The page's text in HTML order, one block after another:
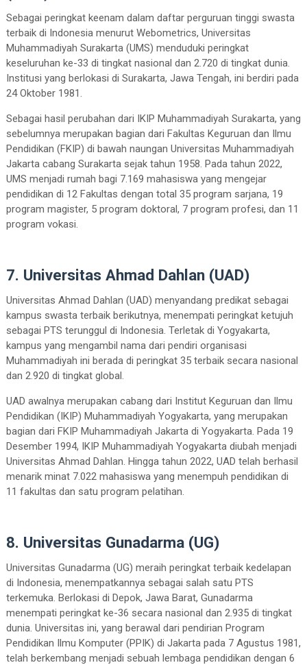
Sebagai peringkat keenam dalam daftar perguruan tinggi swasta
terbaik di Indonesia menurut Webometrics, Universitas
Muhammadiyah Surakarta (UMS) menduduki peringkat
keseluruhan ke-33 di tingkat nasional dan 2.720 di tingkat dunia.
Institusi yang berlokasi di Surakarta, Jawa Tengah, ini berdiri pada
24 Oktober 1981.
Sebagai hasil perubahan dari IKIP Muhammadiyah Surakarta, yang
sebelumnya merupakan bagian dari Fakultas Keguruan dan Ilmu
Pendidikan (FKIP) di bawah naungan Universitas Muhammadiyah
Jakarta cabang Surakarta sejak tahun 1958. Pada tahun 2022,
UMS menjadi rumah bagi 7.169 mahasiswa yang mengejar
pendidikan di 12 Fakultas dengan total 35 program sarjana, 19
program magister, 5 program doktoral, 7 program profesi, dan 11
program vokasi.
7. Universitas Ahmad Dahlan (UAD)
Universitas Ahmad Dahlan (UAD) menyandang predikat sebagai
kampus swasta terbaik berikutnya, menempati peringkat ketujuh
sebagai PTS terunggul di Indonesia. Terletak di Yogyakarta,
kampus yang mengambil nama dari pendiri organisasi
Muhammadiyah ini berada di peringkat 35 terbaik secara nasional
dan 2.920 di tingkat global.
UAD awalnya merupakan cabang dari Institut Keguruan dan Ilmu
Pendidikan (IKIP) Muhammadiyah Yogyakarta, yang merupakan
bagian dari FKIP Muhammadiyah Jakarta di Yogyakarta. Pada 19
Desember 1994, IKIP Muhammadiyah Yogyakarta diubah menjadi
Universitas Ahmad Dahlan. Hingga tahun 2022, UAD telah berhasil
menarik minat 7.022 mahasiswa yang menempuh pendidikan di
11 fakultas dan satu program pelatihan.
8. Universitas Gunadarma (UG)
Universitas Gunadarma (UG) meraih peringkat terbaik kedelapan
di Indonesia, menempatkannya sebagai salah satu PTS
terkemuka. Berlokasi di Depok, Jawa Barat, Gunadarma
menempati peringkat ke-36 secara nasional dan 2.935 di tingkat
dunia. Universitas ini, yang berawal dari pendirian Program
Pendidikan Ilmu Komputer (PPIK) di Jakarta pada 7 Agustus 1981,
telah berkembang menjadi sebuah lembaga pendidikan dengan 6